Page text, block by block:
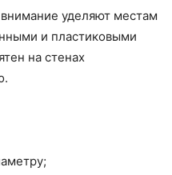
уделяют местам
и пластиковыми
на стенах